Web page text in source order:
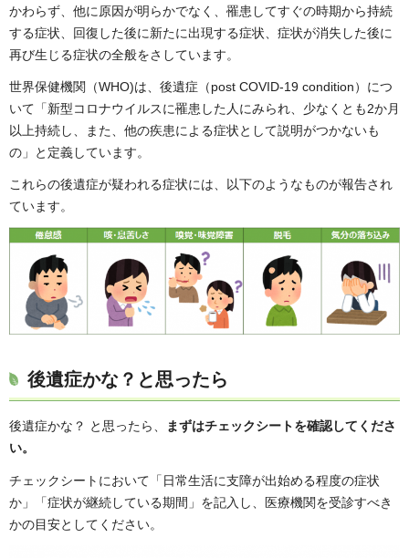
かわらず、他に原因が明らかでなく、罹患してすぐの時期から持続
する症状、回復した後に新たに出現する症状、症状が消失した後に
再び生じる症状の全般をさしています。
世界保健機関（WHO)は、後遺症（post COVID-19 condition）につ
いて「新型コロナウイルスに罹患した人にみられ、少なくとも2か月
以上持続し、また、他の疾患による症状として説明がつかないも
の」と定義しています。
これらの後遺症が疑われる症状には、以下のようなものが報告され
ています。
後遺症かな？と思ったら
後遺症かな？ と思ったら、
まずはチェックシートを確認してくださ
い。
チェックシートにおいて「日常生活に支障が出始める程度の症状
か」「症状が継続している期間」を記入し、医療機関を受診すべき
かの目安としてください。